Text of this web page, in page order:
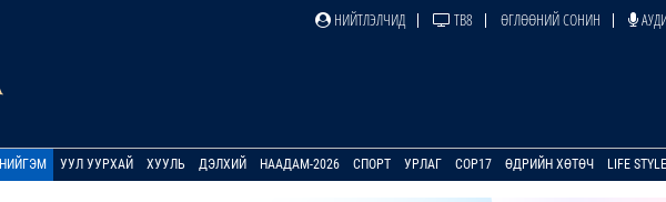
НИЙТЛЭЛЧИД ТВ8 ӨГЛӨӨНИЙ СОНИН
НИЙГЭМ УУЛ УУРХАЙ ХУУЛЬ ДЭЛХИЙ НААДАМ-2026 СПОРТ УРЛАГ COP17 ӨДРИЙН ХӨТӨЧ LIFE STYLE